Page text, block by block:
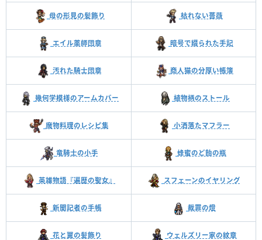
母の形見の髪飾り 枯れない薔薇
エイル薬師団章 暗号で綴られた手記
汚れた騎士団章 商人猫の分厚い帳簿
幾何学模様のアームカバー 植物柄のストール
魔物料理のレシピ集 小洒落たマフラー
竜騎士の小手 蜂蜜のど飴の瓶
英雄物語『遍歴の聖女』 スフェーンのイヤリング
新聞記者の手帳 裁罪の燈
花と翼の髪飾り ウェルズリー家の紋章